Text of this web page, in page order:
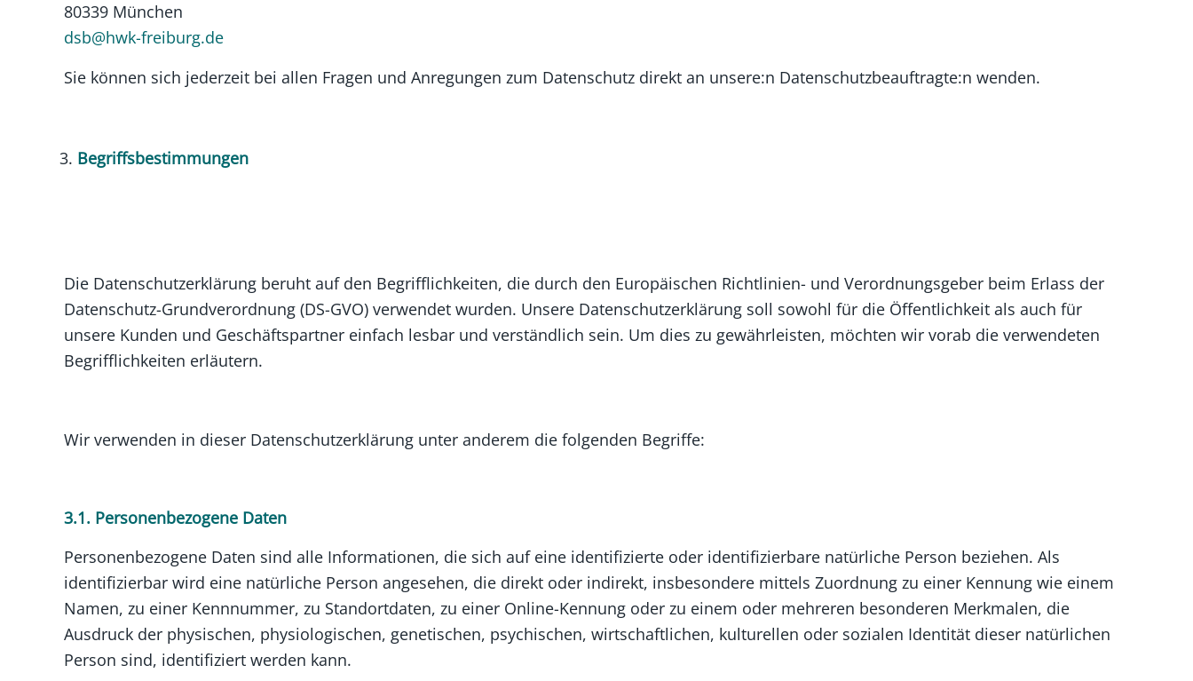
80339 München
dsb@hwk-freiburg.de
Sie können sich jederzeit bei allen Fragen und Anregungen zum Datenschutz direkt an unsere:n Datenschutzbeauftragte:n wenden.
Begriffsbestimmungen
Die Datenschutzerklärung beruht auf den Begrifflichkeiten, die durch den Europäischen Richtlinien- und Verordnungsgeber beim Erlass der
Datenschutz-Grundverordnung (DS-GVO) verwendet wurden. Unsere Datenschutzerklärung soll sowohl für die Öffentlichkeit als auch für
unsere Kunden und Geschäftspartner einfach lesbar und verständlich sein. Um dies zu gewährleisten, möchten wir vorab die verwendeten
Begrifflichkeiten erläutern.
Wir verwenden in dieser Datenschutzerklärung unter anderem die folgenden Begriffe:
3.1. Personenbezogene Daten
Personenbezogene Daten sind alle Informationen, die sich auf eine identifizierte oder identifizierbare natürliche Person beziehen. Als
identifizierbar wird eine natürliche Person angesehen, die direkt oder indirekt, insbesondere mittels Zuordnung zu einer Kennung wie einem
Namen, zu einer Kennnummer, zu Standortdaten, zu einer Online-Kennung oder zu einem oder mehreren besonderen Merkmalen, die
Ausdruck der physischen, physiologischen, genetischen, psychischen, wirtschaftlichen, kulturellen oder sozialen Identität dieser natürlichen
Person sind, identifiziert werden kann.